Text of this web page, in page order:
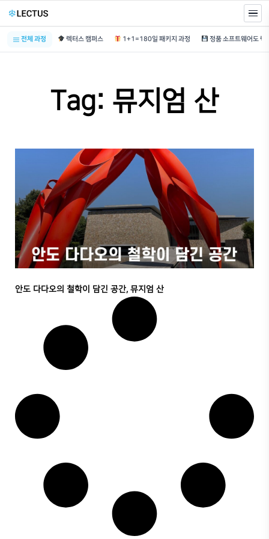
전체 과정 렉터스 캠퍼스 1+1=180일 패키지 과정
Tag: 뮤지엄 산
안도 다다오의 철학이 담긴 공간, 뮤지엄 산